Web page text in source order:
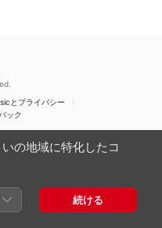
とプライバシー
ック
の地域に特化したコ
続ける